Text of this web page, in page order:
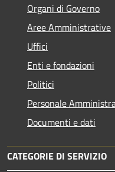
Organi di Governo
Aree Amministrative
Uffici
Enti e fondazioni
Politici
Personale
Documenti e dati
CATEGORIE DI SERVIZIO